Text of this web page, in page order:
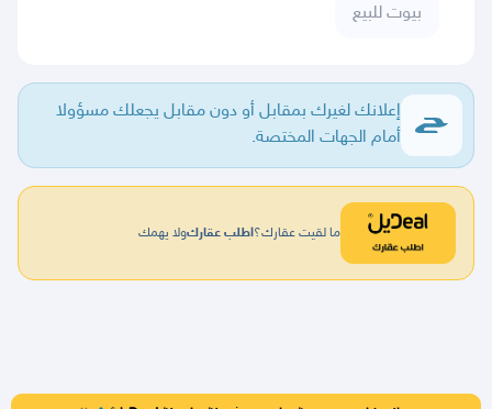
بيوت للبيع
إعلانك لغيرك بمقابل أو دون مقابل يجعلك مسؤولا
أمام الجهات المختصة.
ما لقيت عقارك؟اطلب عقاركولا يهمك